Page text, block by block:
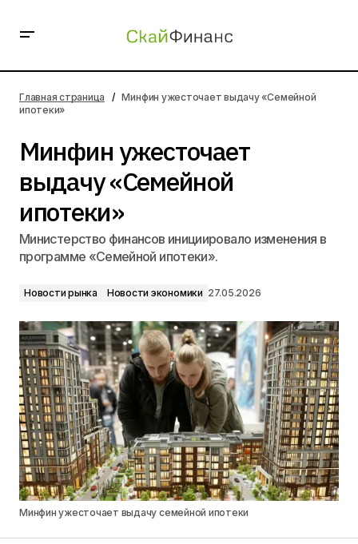
Главная страница
Минфин ужесточает выдачу «Семейной
ипотеки»
Минфин ужесточает
выдачу «Семейной
ипотеки»
Министерство финансов инициировало изменения в
программе «Семейной ипотеки».
Новости рынка Новости экономики 27.05.2026
Минфин ужесточает выдачу семейной ипотеки